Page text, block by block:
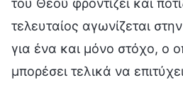
τελευταίος αγωνίζεται
για ένα και μόνο στόχο, ο
μπορέσει τελικά να